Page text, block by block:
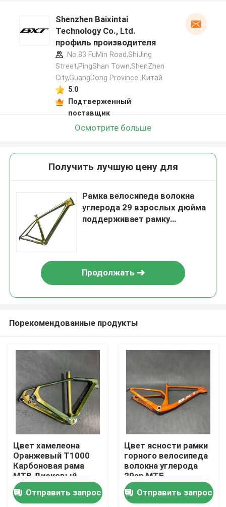
Домой
Продукты
О нас
Shenzhen Baixintai
Technology Co., Ltd.
профиль производителя
No.83 FuMin Road,ShiJing
Street,PingShan Town,ShenZhen
City,GuangDong Province ,Китай
5.0
Подтверженный
поставщик
Осмотрите больше
Получить лучшую цену для
Рамка велосипеда волокна
углерода 29 взрослых дюйма
поддерживает рамку
Продолжать
Порекомендованные продукты
Цвет хамелеона
Оранжевый T1000
Карбоновая рама
MTB Дисковый
тормоз 27,5
Карбоновая рама
Отправить запрос
Цвет ясности рамки
горного велосипеда
волокна углерода
29ер МТБ
оранжевый
Отправить запрос